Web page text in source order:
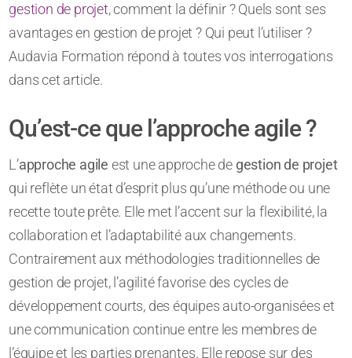
gestion de projet, comment la définir ? Quels sont ses
avantages en gestion de projet ? Qui peut l’utiliser ?
Audavia Formation répond à toutes vos interrogations
dans cet article.
Qu’est-ce que l’approche agile ?
L’approche agile est une approche de gestion de projet
qui reflète un état d’esprit plus qu’une méthode ou une
recette toute prête. Elle met l’accent sur la flexibilité, la
collaboration et l’adaptabilité aux changements.
Contrairement aux méthodologies traditionnelles de
gestion de projet, l’agilité favorise des cycles de
développement courts, des équipes auto-organisées et
une communication continue entre les membres de
l’équipe et les parties prenantes. Elle repose sur des